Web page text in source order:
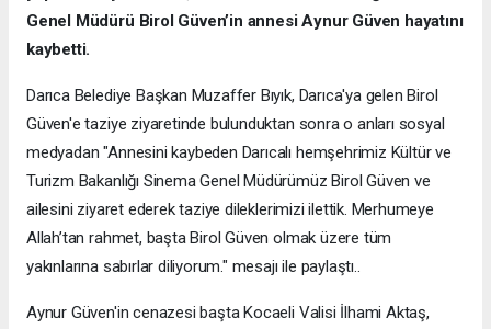
Genel Müdürü Birol Güven’in annesi Aynur Güven hayatını
kaybetti.
Darıca Belediye Başkan Muzaffer Bıyık, Darıca'ya gelen Birol
Güven'e taziye ziyaretinde bulunduktan sonra o anları sosyal
medyadan "Annesini kaybeden Darıcalı hemşehrimiz Kültür ve
Turizm Bakanlığı Sinema Genel Müdürümüz Birol Güven ve
ailesini ziyaret ederek taziye dileklerimizi ilettik. Merhumeye
Allah’tan rahmet, başta Birol Güven olmak üzere tüm
yakınlarına sabırlar diliyorum." mesajı ile paylaştı..
Aynur Güven'in cenazesi başta Kocaeli Valisi İlhami Aktaş,